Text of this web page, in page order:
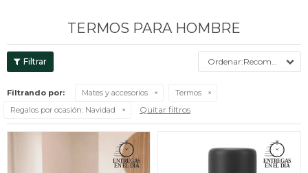
TERMOS PARA HOMBRE
Recomendados
Filtrando por: Mates y accesorios
Termos
Regalos por ocasión: Navidad Quitar filtros